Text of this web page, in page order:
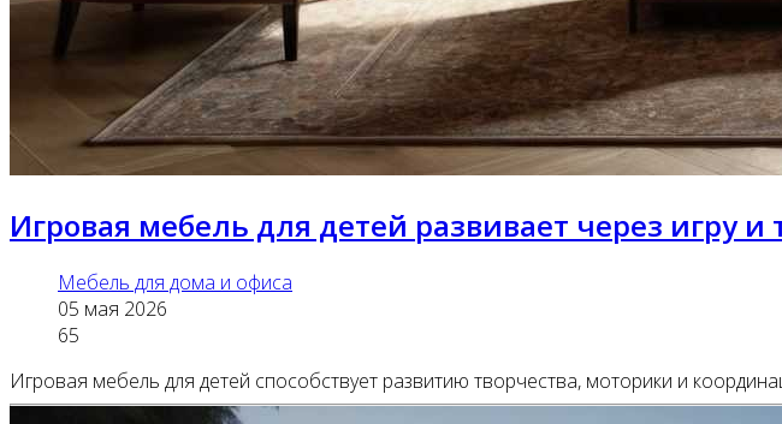
Игровая мебель для детей развивает через игру и
Мебель для дома и офиса
05 мая 2026
65
Игровая мебель для детей способствует развитию творчества, моторики и